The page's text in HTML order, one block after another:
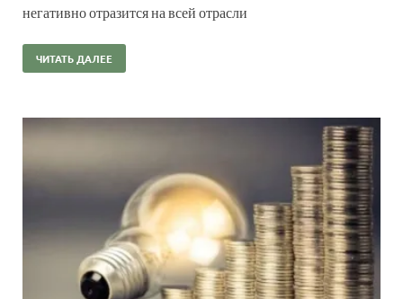
негативно отразится на всей отрасли
ЧИТАТЬ ДАЛЕЕ